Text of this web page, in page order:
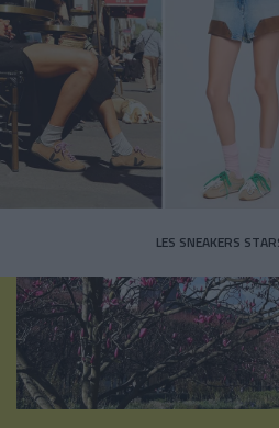
LES SNEAKERS